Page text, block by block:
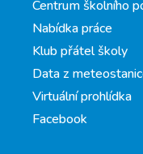
Centrum školního
Nabídka práce
Klub přátel školy
Data z
Virtuální prohlídka
Facebook